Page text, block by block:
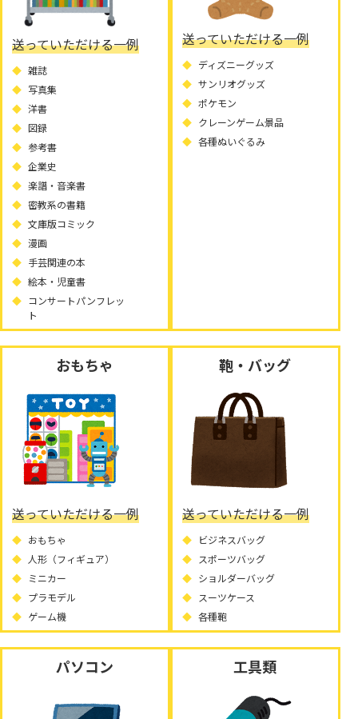
送っていただける一例
雑誌
写真集
洋書
図録
参考書
企業史
楽譜・音楽書
密教系の書籍
文庫版コミック
漫画
手芸関連の本
絵本・児童書
コンサートパンフレッ
ト
送っていただける一例
ディズニーグッズ
サンリオグッズ
ポケモン
クレーンゲーム景品
各種ぬいぐるみ
おもちゃ
送っていただける一例
おもちゃ
人形（フィギュア）
ミニカー
プラモデル
ゲーム機
鞄・バッグ
送っていただける一例
ビジネスバッグ
スポーツバッグ
ショルダーバッグ
スーツケース
各種鞄
パソコン 工具類